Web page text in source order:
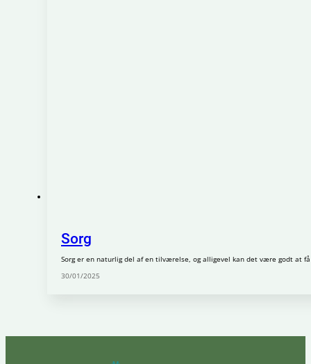
Sorg
Sorg er en naturlig del af en tilværelse, og alligevel kan det være godt at
30/01/2025